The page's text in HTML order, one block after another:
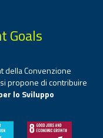
Goals
della Convenzione
propone di contribuire
lo Sviluppo